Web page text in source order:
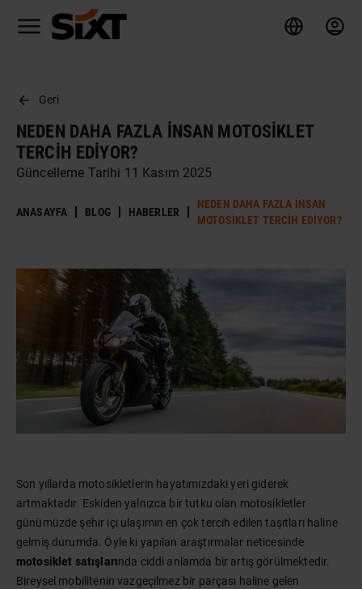
Geri
NEDEN DAHA FAZLA İNSAN MOTOSIKLET
TERCIH EDIYOR?
Güncelleme Tarihi 11 Kasım 2025
ANASAYFA BLOG HABERLER
NEDEN DAHA FAZLA İNSAN
MOTOSIKLET TERCIH EDIYOR?
Son yıllarda motosikletlerin hayatımızdaki yeri giderek
artmaktadır. Eskiden yalnızca bir tutku olan motosikletler
günümüzde şehir içi ulaşımın en çok tercih edilen taşıtları haline
gelmiş durumda. Öyle ki yapılan araştırmalar neticesinde
motosiklet satışlarında ciddi anlamda bir artış görülmektedir.
Bireysel mobilitenin vazgeçilmez bir parçası haline gelen